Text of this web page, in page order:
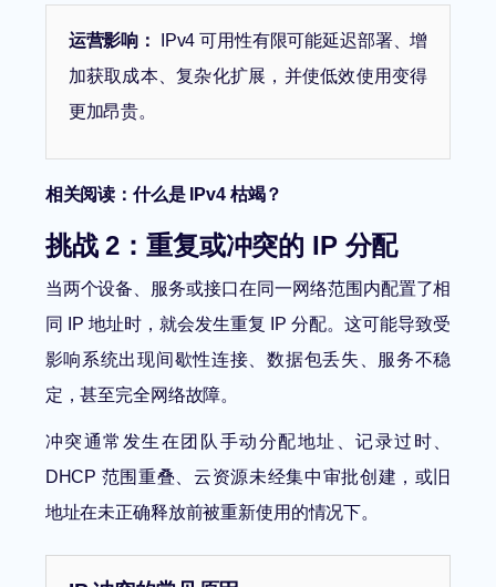
运营影响：
IPv4 可用性有限可能延迟部署、增
加获取成本、复杂化扩展，并使低效使用变得
更加昂贵。
相关阅读： 什么是 IPv4 枯竭？
挑战 2：重复或冲突的 IP 分配
当两个设备、服务或接口在同一网络范围内配置了相
同 IP 地址时，就会发生重复 IP 分配。这可能导致受
影响系统出现间歇性连接、数据包丢失、服务不稳
定，甚至完全网络故障。
冲突通常发生在团队手动分配地址、记录过时、
DHCP 范围重叠、云资源未经集中审批创建，或旧
地址在未正确释放前被重新使用的情况下。